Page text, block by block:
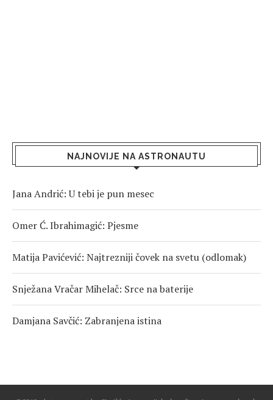
NAJNOVIJE NA ASTRONAUTU
Jana Andrić: U tebi je pun mesec
Omer Ć. Ibrahimagić: Pjesme
Matija Pavićević: Najtrezniji čovek na svetu (odlomak)
Snježana Vračar Mihelač: Srce na baterije
Damjana Savčić: Zabranjena istina